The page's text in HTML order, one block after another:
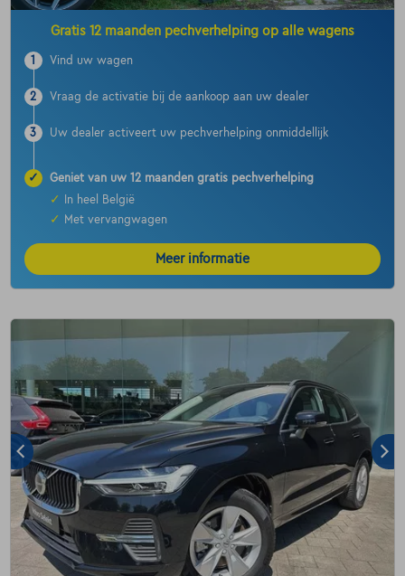
Gratis 12 maanden pechverhelping op alle wagens
1 Vind uw wagen
2 Vraag de activatie bij de aankoop aan uw dealer
3 Uw dealer activeert uw pechverhelping onmiddellijk
✓
Geniet van uw 12 maanden gratis pechverhelping
✓
In heel België
✓
Met vervangwagen
Meer informatie